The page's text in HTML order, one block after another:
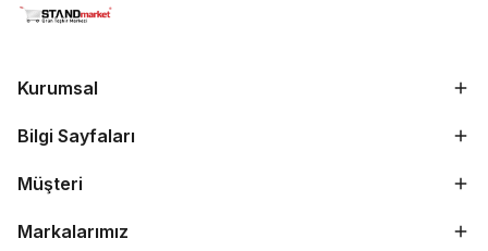
Kurumsal
Bilgi Sayfaları
Müşteri
Markalarımız